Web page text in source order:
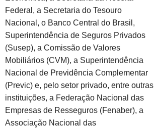
Federal, a Secretaria do Tesouro
Nacional, o Banco Central do Brasil,
Superintendência de Seguros Privados
(Susep), a Comissão de Valores
Mobiliários (CVM), a Superintendência
Nacional de Previdência Complementar
(Previc) e, pelo setor privado, entre outras
instituições, a Federação Nacional das
Empresas de Resseguros (Fenaber), a
Associação Nacional das